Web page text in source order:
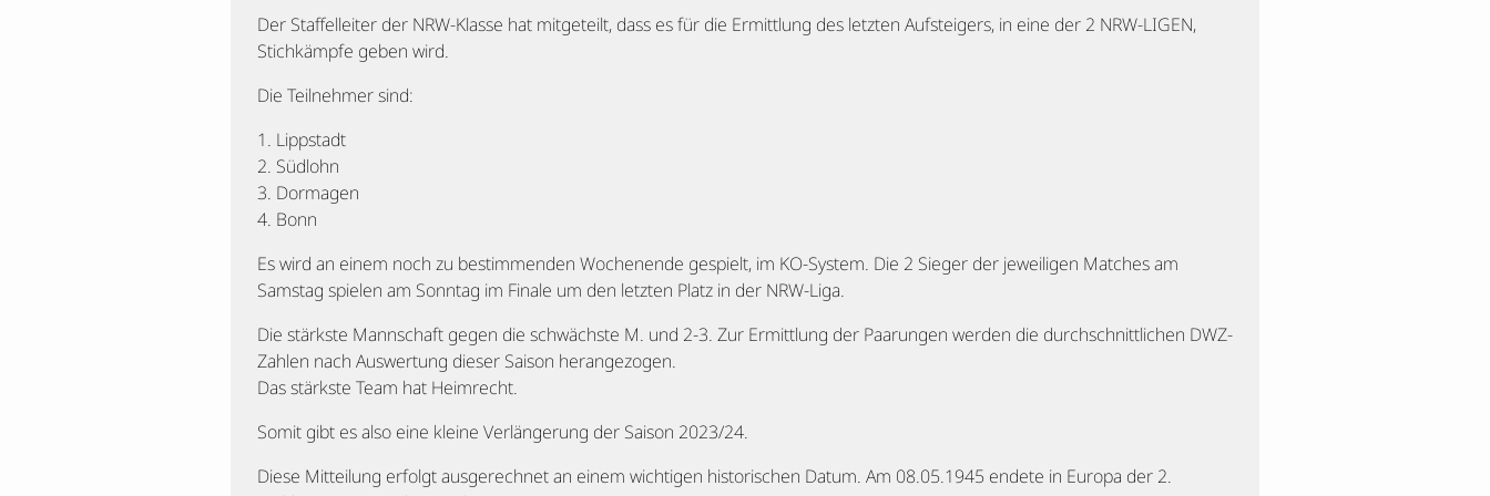
Der Staffelleiter der NRW-Klasse hat mitgeteilt, dass es für die Ermittlung des letzten Aufsteigers, in eine der 2 NRW-LIGEN,
Stichkämpfe geben wird.
Die Teilnehmer sind:
1. Lippstadt
2. Südlohn
3. Dormagen
4. Bonn
Es wird an einem noch zu bestimmenden Wochenende gespielt, im KO-System. Die 2 Sieger der jeweiligen Matches am
Samstag spielen am Sonntag im Finale um den letzten Platz in der NRW-Liga.
Die stärkste Mannschaft gegen die schwächste M. und 2-3. Zur Ermittlung der Paarungen werden die durchschnittlichen DWZ-
Zahlen nach Auswertung dieser Saison herangezogen.
Das stärkste Team hat Heimrecht.
Somit gibt es also eine kleine Verlängerung der Saison 2023/24.
Diese Mitteilung erfolgt ausgerechnet an einem wichtigen historischen Datum. Am 08.05.1945 endete in Europa der 2.